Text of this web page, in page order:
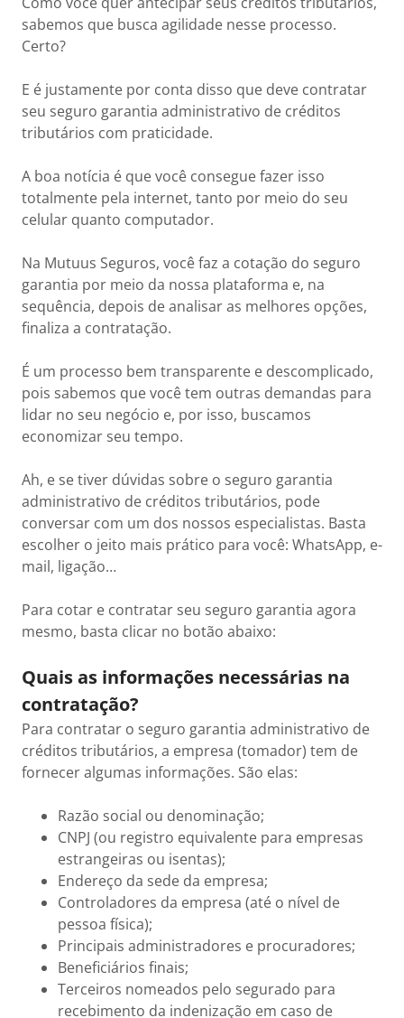
sabemos que busca agilidade nesse processo.
Certo?
E é justamente por conta disso que deve contratar
seu seguro garantia administrativo de créditos
tributários com praticidade.
A boa notícia é que você consegue fazer isso
totalmente pela internet, tanto por meio do seu
celular quanto computador.
Na Mutuus Seguros, você faz a cotação do seguro
garantia por meio da nossa plataforma e, na
sequência, depois de analisar as melhores opções,
finaliza a contratação.
É um processo bem transparente e descomplicado,
pois sabemos que você tem outras demandas para
lidar no seu negócio e, por isso, buscamos
economizar seu tempo.
Ah, e se tiver dúvidas sobre o seguro garantia
administrativo de créditos tributários, pode
conversar com um dos nossos especialistas. Basta
escolher o jeito mais prático para você: WhatsApp, e-
mail, ligação…
Para cotar e contratar seu seguro garantia agora
mesmo, basta clicar no botão abaixo:
Quais as informações necessárias na
contratação?
Para contratar o seguro garantia administrativo de
créditos tributários, a empresa (tomador) tem de
fornecer algumas informações. São elas:
Razão social ou denominação;
CNPJ (ou registro equivalente para empresas
estrangeiras ou isentas);
Endereço da sede da empresa;
Controladores da empresa (até o nível de
pessoa física);
Principais administradores e procuradores;
Beneficiários finais;
Terceiros nomeados pelo segurado para
recebimento da indenização em caso de